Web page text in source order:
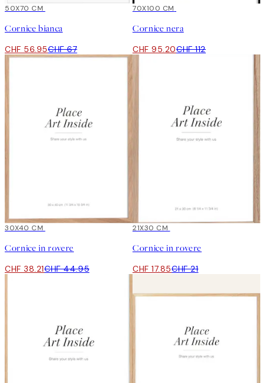
15%*
50X70 CM
Cornice bianca
CHF 56.95CHF 67
15%*
70X100 CM
Cornice nera
CHF 95.20CHF 112
15%*
30X40 CM
Cornice in rovere
CHF 38.21CHF 44.95
15%*
21X30 CM
Cornice in rovere
CHF 17.85CHF 21